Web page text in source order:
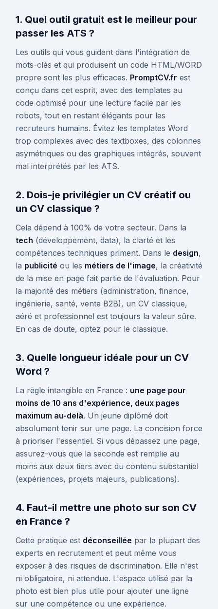
1. Quel outil gratuit est le meilleur pour
passer les ATS ?
Les outils qui vous guident dans l'intégration de
mots-clés et qui produisent un code HTML/WORD
propre sont les plus efficaces. PromptCV.fr est
conçu dans cet esprit, avec des templates au
code optimisé pour une lecture facile par les
robots, tout en restant élégants pour les
recruteurs humains. Évitez les templates Word
trop complexes avec des textboxes, des colonnes
asymétriques ou des graphiques intégrés, souvent
mal interprétés par les ATS.
2. Dois-je privilégier un CV créatif ou
un CV classique ?
Cela dépend à 100% de votre secteur. Dans la
tech (développement, data), la clarté et les
compétences techniques priment. Dans le design,
la publicité ou les métiers de l'image, la créativité
de la mise en page fait partie de l'évaluation. Pour
la majorité des métiers (administration, finance,
ingénierie, santé, vente B2B), un CV classique,
aéré et professionnel est toujours la valeur sûre.
En cas de doute, optez pour le classique.
3. Quelle longueur idéale pour un CV
Word ?
La règle intangible en France : une page pour
moins de 10 ans d'expérience, deux pages
maximum au-delà. Un jeune diplômé doit
absolument tenir sur une page. La concision force
à prioriser l'essentiel. Si vous dépassez une page,
assurez-vous que la seconde est remplie au
moins aux deux tiers avec du contenu substantiel
(expériences, projets majeurs, publications).
4. Faut-il mettre une photo sur son CV
en France ?
Cette pratique est déconseillée par la plupart des
experts en recrutement et peut même vous
exposer à des risques de discrimination. Elle n'est
ni obligatoire, ni attendue. L'espace utilisé par la
photo est bien plus utile pour ajouter une ligne
sur une compétence ou une expérience.